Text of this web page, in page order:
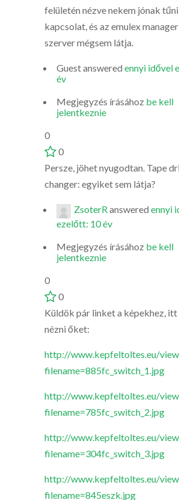
felületén nézve nekem jónak
kapcsolat, és az emulex
szerver mégsem látja.
Guestanswered ennyi idővel
év
Megjegyzés írásához be kell
jelentkeznie
0
0
Persze, jöhet nyugodtan. Tape
changer: egyiket sem látja?
ZsoterRanswered ennyi
ezelőtt: 10 év
Megjegyzés írásához be kell
jelentkeznie
0
0
Küldök pár linket a képekhez,
nézni őket:
http://www.kepfeltoltes.eu/
filename=885fc_switch_1.jpg
http://www.kepfeltoltes.eu/
filename=785fc_switch_2.jpg
http://www.kepfeltoltes.eu/
filename=304fc_switch_3.jpg
http://www.kepfeltoltes.eu/
filename=845eszk.jpg